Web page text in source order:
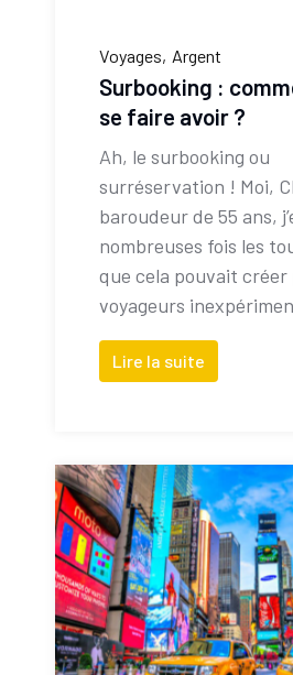
Voyages Argent
Surbooking :
se faire avoir ?
Ah, le surbooking ou
surréservation ! Moi,
baroudeur de 55 ans,
nombreuses fois les
que cela pouvait créer
voyageurs
Lire la suite